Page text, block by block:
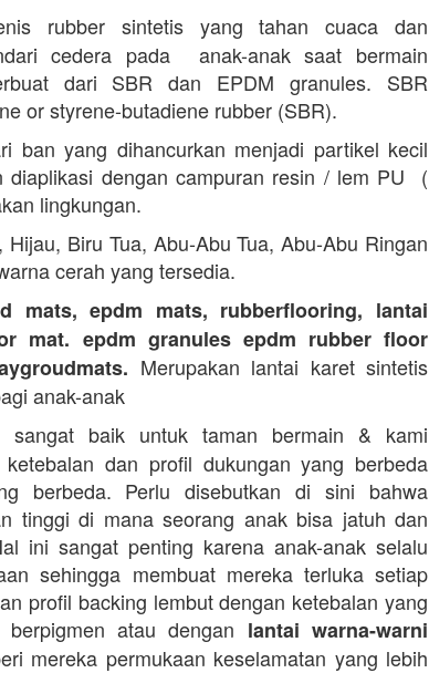
rubber sintetis yang tahan cuaca dan
cedera pada anak-anak saat bermain
dari SBR dan EPDM granules. SBR
or styrene-butadiene rubber (SBR).
ban yang dihancurkan menjadi partikel kecil
diaplikasi dengan campuran resin / lem PU (
lingkungan.
Biru Tua, Abu-Abu Tua, Abu-Abu Ringan
cerah yang tersedia.
mats, epdm mats, rubberflooring, lantai
mat. epdm granules epdm rubber floor
Merupakan lantai karet sintetis
anak-anak
sangat baik untuk taman bermain & kami
dan profil dukungan yang berbeda
berbeda. Perlu disebutkan di sini bahwa
tinggi di mana seorang anak bisa jatuh dan
ini sangat penting karena anak-anak selalu
sehingga membuat mereka terluka setiap
profil backing lembut dengan ketebalan yang
atau dengan lantai warna-warni
mereka permukaan keselamatan yang lebih